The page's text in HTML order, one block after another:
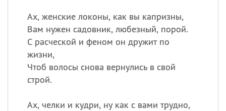
Ах, женские локоны, как вы капризны,
Вам нужен садовник, любезный, порой.
С расческой и феном он дружит по
жизни,
Чтоб волосы снова вернулись в свой
строй.
Ах, челки и кудри, ну как с вами трудно,